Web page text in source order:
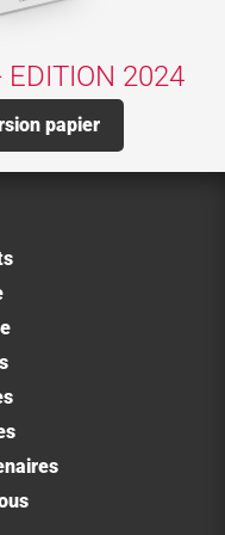
EDITION 2024
papier